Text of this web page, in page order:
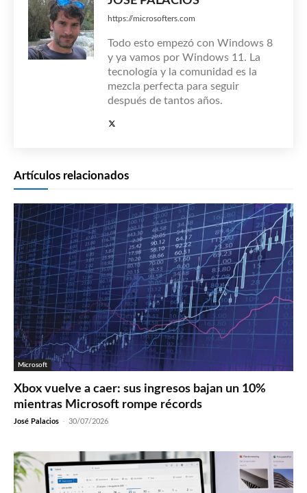
https://microsofters.com
Todo esto empezó con Windows 8
y ya vamos por Windows 11. La
tecnología y la comunidad es la
mezcla perfecta para seguir
después de tantos años.
Artículos relacionados
Microsoft
Xbox vuelve a caer: sus ingresos bajan un 10%
mientras Microsoft rompe récords
José Palacios - 30/07/2026